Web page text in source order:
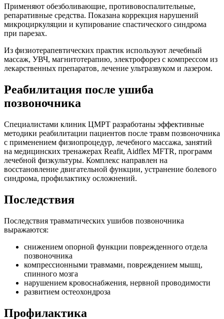
Применяют обезболивающие, противовоспалительные,
репаративные средства. Показана коррекция нарушений
микроциркуляции и купирование спастического синдрома
при парезах.
Из физиотерапевтических практик используют лечебный
массаж, УВЧ, магнитотерапию, электрофорез с компрессом из
лекарственных препаратов, лечение ультразвуком и лазером.
Реабилитация после ушиба
позвоночника
Специалистами клиник ЦМРТ разработаны эффективные
методики реабилитации пациентов после травм позвоночника
с применением физиопроцедур, лечебного массажа, занятий
на медицинских тренажерах Reafit, Aidflex MFTR, программ
лечебной физкультуры. Комплекс направлен на
восстановление двигательной функции, устранение болевого
синдрома, профилактику осложнений.
Последствия
Последствия травматических ушибов позвоночника
выражаются:
снижением опорной функции поврежденного отдела
позвоночника
компрессионными травмами, повреждением мышц,
спинного мозга
нарушением кровоснабжения, нервной проводимости
развитием остеохондроза
Профилактика